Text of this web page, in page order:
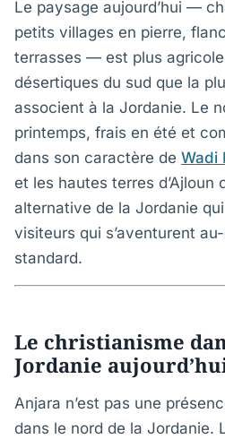
Le paysage aujourd’hui —
petits villages en pierre,
terrasses — est plus
désertiques du sud que la
associent à la Jordanie. Le
printemps, frais en été et
dans son caractère de Wadi
et les hautes terres d’Ajloun
alternative de la Jordanie
visiteurs qui s’aventurent
standard.
Le christianisme
Jordanie
Anjara n’est pas une
dans le nord de la Jordanie.